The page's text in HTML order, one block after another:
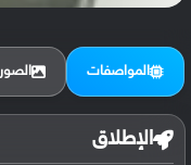
المواصفات الصور
الإطلاق